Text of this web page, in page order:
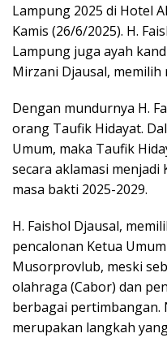
Lampung 2025 di Hotel
Kamis (26/6/2025). H.
Lampung juga ayah
Mirzani Djausal,
Dengan mundurnya H.
orang Taufik Hidayat.
Umum, maka Taufik
secara aklamasi
masa bakti 2025-2029.
H. Faishol Djausal,
pencalonan Ketua
Musorprovlub, meski
olahraga (Cabor) dan
berbagai pertimbangan.
merupakan langkah